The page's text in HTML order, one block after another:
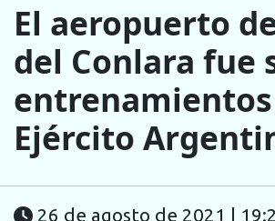
El aeropuerto
del Conlara fue
Ejército
26 de agosto de 2021 |